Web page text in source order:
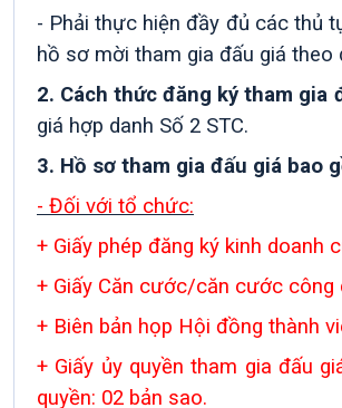
- Phải thực hiện đầy đủ các thủ
hồ sơ mời tham gia đấu giá theo
2. Cách thức đăng ký tham gia
giá hợp danh Số 2 STC.
3. Hồ sơ tham gia đấu giá bao
- Đối với tổ chức:
+ Giấy phép đăng ký kinh doanh
+ Giấy Căn cước/căn cước công
+ Biên bản họp Hội đồng thành
+ Giấy ủy quyền tham gia đấu
quyền: 02 bản sao.